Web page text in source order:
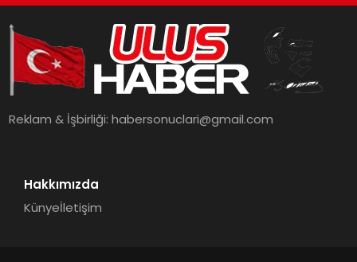
Reklam & İşbirliği:habersonuclari@gmail.com
Hakkımızda
Künyeİletişim